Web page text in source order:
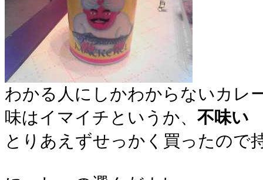
わかる人にしかわからないカレ
味はイマイチというか、 不味い
とりあえずせっかく買ったので